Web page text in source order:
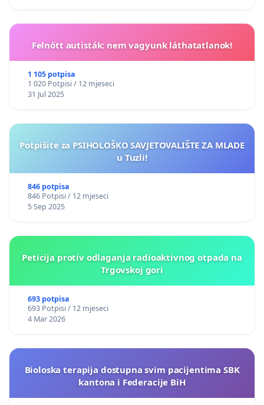
Felnőtt autisták: nem vagyunk láthatatlanok!
1 105 potpisa
1 020 Potpisi / 12 mjeseci
31 Jul 2025
Potpišite za PSIHOLOŠKO SAVJETOVALIŠTE ZA MLADE
u Tuzli!
846 potpisa
846 Potpisi / 12 mjeseci
5 Sep 2025
Peticija protiv odlaganja radioaktivnog otpada na
Trgovskoj gori
693 potpisa
693 Potpisi / 12 mjeseci
4 Mar 2026
Bioloska terapija dostupna svim pacijentima SBK
kantona i Federacije BiH